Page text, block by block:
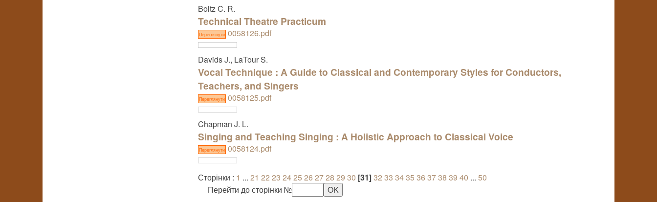
Boltz C. R.
Technical Theatre Practicum
Переглянути0058126.pdf
Davids J., LaTour S.
Vocal Technique : A Guide to Classical and Contemporary Styles for Conductors,
Teachers, and Singers
Переглянути0058125.pdf
Chapman J. L.
Singing and Teaching Singing : A Holistic Approach to Classical Voice
Переглянути0058124.pdf
Сторінки : 1 ... 21 22 23 2425 26 2728 29 30 [31]32 33 3435 36 3738 39 40 ... 50
Перейти до сторінки №